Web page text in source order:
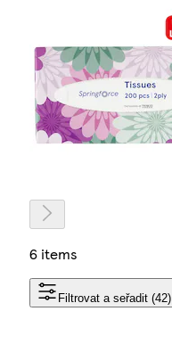
6 items
Filtrovat a seřadit (42)